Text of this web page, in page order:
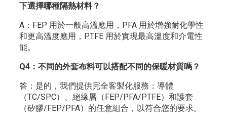
下選擇哪種隔熱材料？
A：FEP 用於一般高溫應用，PFA 用於增強耐化學性
和更高溫度應用，PTFE 用於實現最高溫度和介電性
能。
Q4：不同的外套布料可以搭配不同的保暖材質嗎？
答：是的，我們提供完全客製化服務：導體​​
（TC/SPC）、絕緣層（FEP/PFA/PTFE）和護套
（矽膠/FEP/PFA）的任意組合，以符合您的要求。